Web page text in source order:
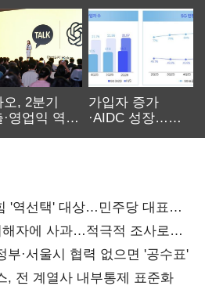
오, 2분기
·영업익 역대
가입자 증가
·AIDC 성장…
'역선택' 대상…민주당 대표로
자에 사과…적극적 조사로
·서울시 협력 없으면 '공수표'
, 전 계열사 내부통제 표준화